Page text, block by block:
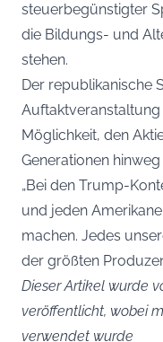
steuerbegünstigter
die Bildungs- und
stehen.
Der republikanische
Auftaktveranstaltung
Möglichkeit, den
Generationen
„Bei den Trump-
und jeden
machen. Jedes
der größten
Dieser Artikel wurde
veröffentlicht, wobei
verwendet wurde